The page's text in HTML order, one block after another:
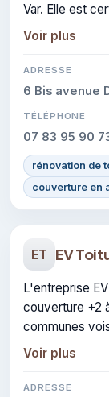
Var. Elle est
les
Voir plus
ADRESSE
6 Bis avenue
TÉLÉPHONE
07 83 95 90
rénovation de
couverture en
ET EV
L'entreprise
couverture +2 à Saint-Laurent-du-Var et dans les
communes
domaine de
Voir plus
ADRESSE